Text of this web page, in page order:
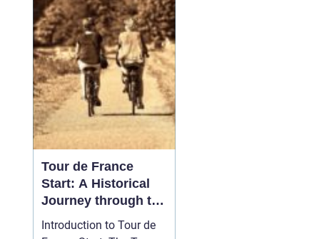
organiseres, er der en
lang række aspekter at
vurdere, herunder
seeding, turnerin...
Tour de France
Start: A Historical
Journey through the
Iconic Cycling Race
Introduction to Tour de